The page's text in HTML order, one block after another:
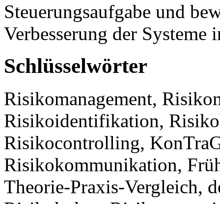
Steuerungsaufgabe und
Verbesserung der Systeme
Schlüsselwörter
Risikomanagement,
Risikoidentifikation,
Risikocontrolling,
Risikokommunikation,
Theorie-Praxis-Vergleich,